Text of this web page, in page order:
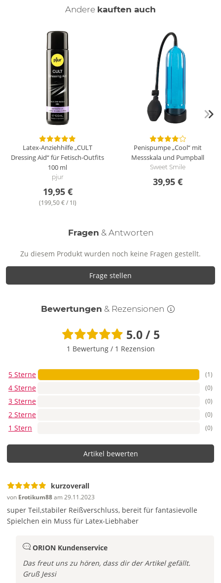
Andere kauften auch
Latex-Anziehhilfe „CULT
Dressing Aid“ für Fetisch-Outfits
100 ml
pjur
19,95 €
(199,50 € / 1l)
Penispumpe „Cool“ mit
Messskala und Pumpball
Sweet Smile
39,95 €
Fragen & Antworten
Zu diesem Produkt wurden noch keine Fragen gestellt.
Frage stellen
Bewertungen & Rezensionen
5.0 / 5
1 Bewertung / 1 Rezension
5 Sterne (1)
4 Sterne (0)
3 Sterne (0)
2 Sterne (0)
1 Stern (0)
Artikel bewerten
kurzoverall
von Erotikum88am 29.11.2023
super Teil,stabiler Reißverschluss, bereit für fantasievolle
Spielchen ein Muss für Latex-Liebhaber
ORION Kundenservice
Das freut uns zu hören, dass dir der Artikel gefällt.
Gruß Jessi